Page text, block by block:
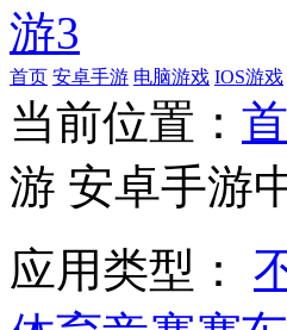
游3
首页 安卓手游 电脑游戏 IOS游戏
当前位置：
游 安卓手游
应用类型：